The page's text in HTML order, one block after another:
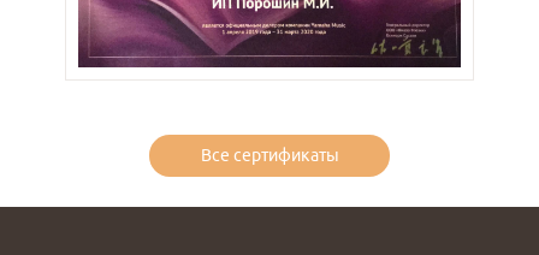
Все сертификаты